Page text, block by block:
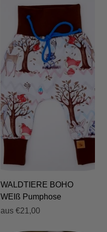
WALDTIERE BOHO
WEIß Pumphose
aus €21,00